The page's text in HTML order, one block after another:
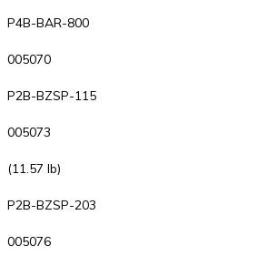
P4B-BAR-800
005070
P2B-BZSP-115
005073
(11.57 lb)
P2B-BZSP-203
005076